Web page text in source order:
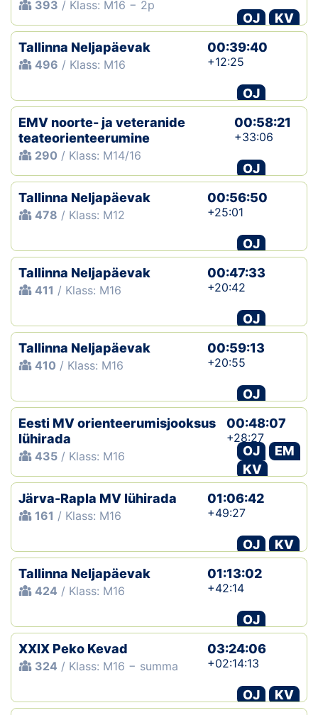
393 / Klass: M16 − 2p
OJ
KV
Tallinna Neljapäevak
496 / Klass: M16
00:39:40
+12:25
OJ
EMV noorte- ja veteranide
teateorienteerumine
290 / Klass: M14/16
00:58:21
+33:06
OJ
Tallinna Neljapäevak
478 / Klass: M12
00:56:50
+25:01
OJ
Tallinna Neljapäevak
411 / Klass: M16
00:47:33
+20:42
OJ
Tallinna Neljapäevak
410 / Klass: M16
00:59:13
+20:55
OJ
Eesti MV orienteerumisjooksus
lühirada
435 / Klass: M16
00:48:07
+28:27
OJ
EM
KV
Järva-Rapla MV lühirada
161 / Klass: M16
01:06:42
+49:27
OJ
KV
Tallinna Neljapäevak
424 / Klass: M16
01:13:02
+42:14
OJ
XXIX Peko Kevad
324 / Klass: M16 − summa
03:24:06
+02:14:13
OJ
KV